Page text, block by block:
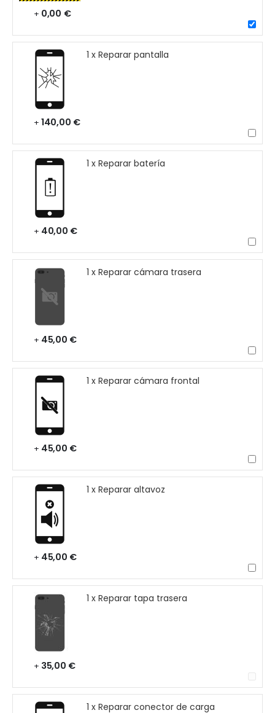
+ 0,00 €
1 x Reparar pantalla
+ 140,00 €
1 x Reparar batería
+ 40,00 €
1 x Reparar cámara trasera
+ 45,00 €
1 x Reparar cámara frontal
+ 45,00 €
1 x Reparar altavoz
+ 45,00 €
1 x Reparar tapa trasera
+ 35,00 €
1 x Reparar conector de carga